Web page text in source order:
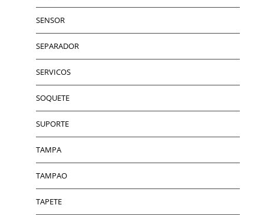
SENSOR
SEPARADOR
SERVICOS
SOQUETE
SUPORTE
TAMPA
TAMPAO
TAPETE